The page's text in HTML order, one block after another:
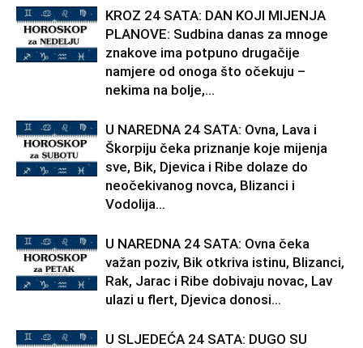
KROZ 24 SATA: DAN KOJI MIJENJA
PLANOVE: Sudbina danas za mnoge
znakove ima potpuno drugačije
namjere od onoga što očekuju –
nekima na bolje,...
U NAREDNA 24 SATA: Ovna, Lava i
Škorpiju čeka priznanje koje mijenja
sve, Bik, Djevica i Ribe dolaze do
neočekivanog novca, Blizanci i
Vodolija...
U NAREDNA 24 SATA: Ovna čeka
važan poziv, Bik otkriva istinu, Blizanci,
Rak, Jarac i Ribe dobivaju novac, Lav
ulazi u flert, Djevica donosi...
U SLJEDEĆA 24 SATA: DUGO SU